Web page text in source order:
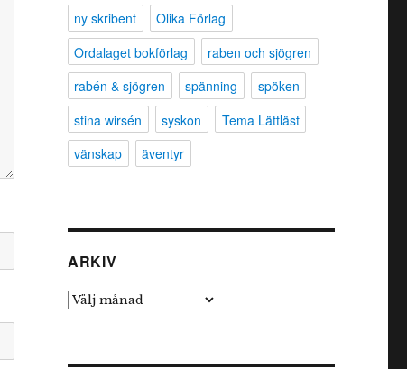
ny skribent
Olika Förlag
Ordalaget bokförlag
raben och sjögren
rabén & sjögren
spänning
spöken
stina wirsén
syskon
Tema Lättläst
vänskap
äventyr
ARKIV
Arkiv